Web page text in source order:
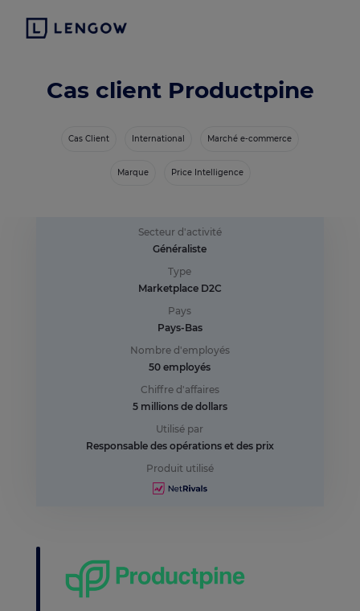
Cas client Productpine
Cas Client International Marché e-commerce
Marque Price Intelligence
Secteur d'activité
Généraliste
Type
Marketplace D2C
Pays
Pays-Bas
Nombre d'employés
50 employés
Chiffre d'affaires
5 millions de dollars
Utilisé par
Responsable des opérations et des prix
Produit utilisé